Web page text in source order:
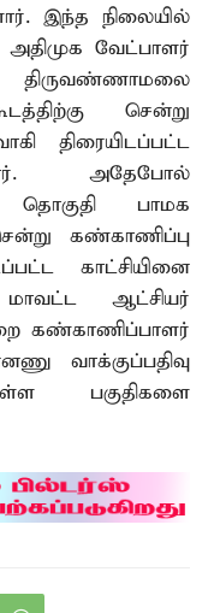
இந்த நிலையில்
வேட்பாளர்
சென்று
திரையிடப்பட்ட
அதேபோல்
தொகுதி பாமக
கண்காணிப்பு
காட்சியினை
ஆட்சியர்
கண்காணிப்பாளர்
வாக்குப்பதிவு
பகுதிகளை